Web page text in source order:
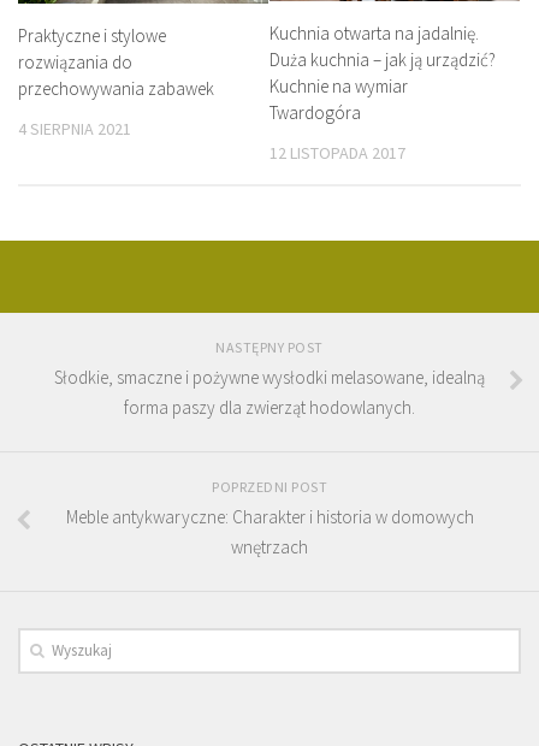
Praktyczne i stylowe
rozwiązania do
przechowywania zabawek
4 SIERPNIA 2021
Kuchnia otwarta na jadalnię.
Duża kuchnia – jak ją urządzić?
Kuchnie na wymiar
Twardogóra
12 LISTOPADA 2017
NASTĘPNY POST
Słodkie, smaczne i pożywne wysłodki melasowane, idealną
forma paszy dla zwierząt hodowlanych.
POPRZEDNI POST
Meble antykwaryczne: Charakter i historia w domowych
wnętrzach